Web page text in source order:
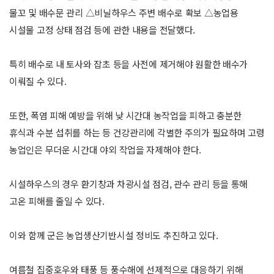
물꼬 및 배수문 관리 △비닐하우스 주변 배수로 확보 △농업용
시설물 고정 상태 점검 등에 관한 내용을 전달했다.
특히 배수로 내 토사와 잡초 등을 사전에 제거해야 원활한 배수가
이뤄질 수 있다.
또한, 폭염 피해 예방을 위해 낮 시간대 농작업을 피하고 충분한
휴식과 수분 섭취를 하는 등 건강관리에 각별한 주의가 필요하며 고령
농업인은 무더운 시간대 야외 작업을 자제해야 한다.
시설하우스의 경우 환기창과 차광시설 점검, 관수 관리 등을 통해
고온 피해를 줄일 수 있다.
이와 함께 군은 농업생산기반시설 정비도 추진하고 있다.
여름철 집중호우와 태풍 등 풍수해에 선제적으로 대응하기 위해